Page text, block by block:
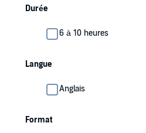
Durée
6 à 10 heures
Langue
Anglais
Format